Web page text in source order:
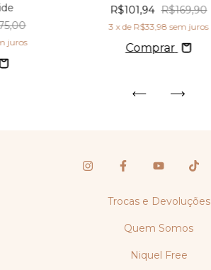
juros
R$101,94 R$169,90
3 x de R$33,98 sem juros
Comprar
Trocas e Devoluções
Quem Somos
Niquel Free